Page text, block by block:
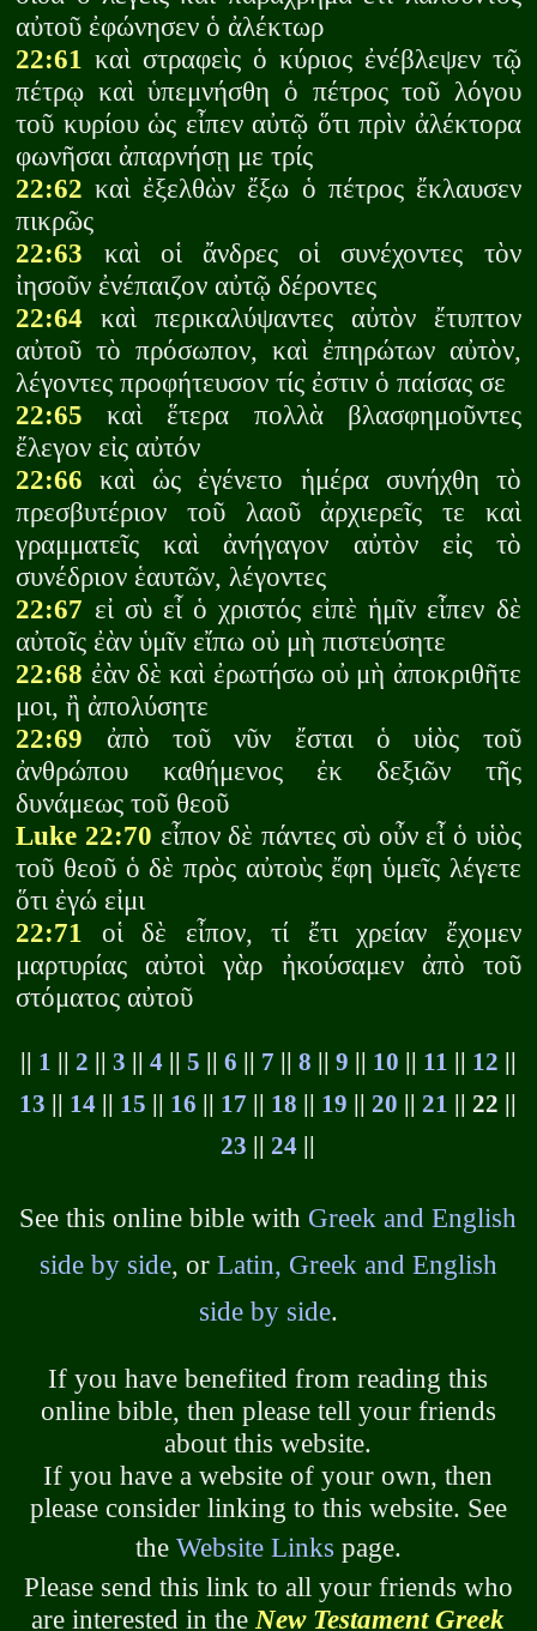
αὐτοῦ ἐφώνησεν ὁ ἀλέκτωρ
22:61 καὶ στραφεὶς ὁ κύριος ἐνέβλεψεν τῷ
πέτρῳ καὶ ὑπεμνήσθη ὁ πέτρος τοῦ λόγου
τοῦ κυρίου ὡς εἶπεν αὐτῷ ὅτι πρὶν ἀλέκτορα
φωνῆσαι ἀπαρνήσῃ με τρίς
22:62 καὶ ἐξελθὼν ἔξω ὁ πέτρος ἔκλαυσεν
πικρῶς
22:63 καὶ οἱ ἄνδρες οἱ συνέχοντες τὸν
ἰησοῦν ἐνέπαιζον αὐτῷ δέροντες
22:64 καὶ περικαλύψαντες αὐτὸν ἔτυπτον
αὐτοῦ τὸ πρόσωπον, καὶ ἐπηρώτων αὐτὸν,
λέγοντες προφήτευσον τίς ἐστιν ὁ παίσας σε
22:65 καὶ ἕτερα πολλὰ βλασφημοῦντες
ἔλεγον εἰς αὐτόν
22:66 καὶ ὡς ἐγένετο ἡμέρα συνήχθη τὸ
πρεσβυτέριον τοῦ λαοῦ ἀρχιερεῖς τε καὶ
γραμματεῖς καὶ ἀνήγαγον αὐτὸν εἰς τὸ
συνέδριον ἑαυτῶν, λέγοντες
22:67 εἰ σὺ εἶ ὁ χριστός εἰπὲ ἡμῖν εἶπεν δὲ
αὐτοῖς ἐὰν ὑμῖν εἴπω οὐ μὴ πιστεύσητε
22:68 ἐὰν δὲ καὶ ἐρωτήσω οὐ μὴ ἀποκριθῆτε
μοι, ἢ ἀπολύσητε
22:69 ἀπὸ τοῦ νῦν ἔσται ὁ υἱὸς τοῦ
ἀνθρώπου καθήμενος ἐκ δεξιῶν τῆς
δυνάμεως τοῦ θεοῦ
Luke 22:70 εἶπον δὲ πάντες σὺ οὖν εἶ ὁ υἱὸς
τοῦ θεοῦ ὁ δὲ πρὸς αὐτοὺς ἔφη ὑμεῖς λέγετε
ὅτι ἐγώ εἰμι
22:71 οἱ δὲ εἶπον, τί ἔτι χρείαν ἔχομεν
μαρτυρίας αὐτοὶ γὰρ ἠκούσαμεν ἀπὸ τοῦ
στόματος αὐτοῦ
1 2 3 4|| 5 6 7 8 9 10 11 12
13
14 15 16 17 18 19 ||20 ||21 || 22 ||
23 ||24
See this online bible with Greek and English
side by side, or Latin, Greek and English
side by side.
If you have benefited from reading this
online bible, then please tell your friends
about this website.
If you have a website of your own, then
please consider linking to this website. See
the Website Links page.
Please send this link to all your friends who
are interested in theNew Testament Greek